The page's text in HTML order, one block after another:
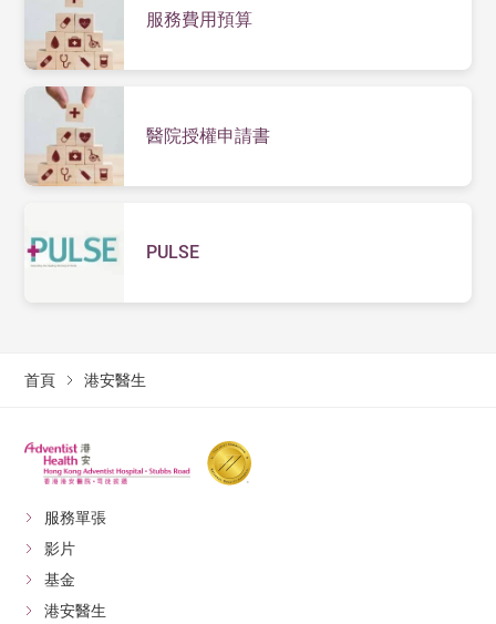
服務費用預算
醫院授權申請書
PULSE
首頁 港安醫生
服務單張
影片
基金
港安醫生